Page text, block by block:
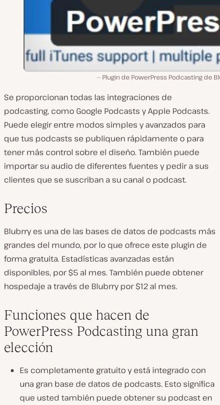
Plugin de PowerPress Podcasting de
Se proporcionan todas las integraciones de
podcasting, como Google Podcasts y Apple Podcasts.
Puede elegir entre modos simples y avanzados para
que tus podcasts se publiquen rápidamente o para
tener más control sobre el diseño. También puede
importar su audio de diferentes fuentes y pedir a sus
clientes que se suscriban a su canal o podcast.
Precios
Blubrry es una de las bases de datos de podcasts más
grandes del mundo, por lo que ofrece este plugin de
forma gratuita. Estadísticas avanzadas están
disponibles, por $5 al mes. También puede obtener
hospedaje a través de Blubrry por $12 al mes.
Funciones que hacen de
PowerPress Podcasting una gran
elección
Es completamente gratuito y está integrado con
una gran base de datos de podcasts. Esto significa
que usted también puede obtener su podcast en